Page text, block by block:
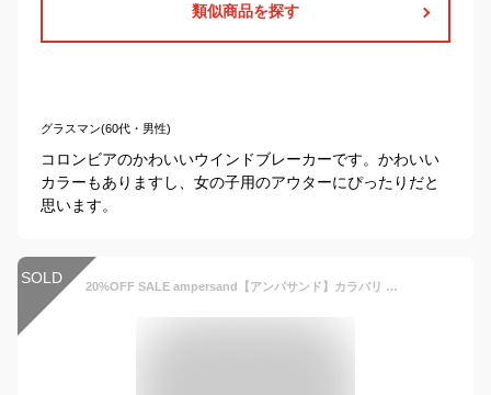
類似商品を探す
グラスマン(60代・男性)
コロンビアのかわいいウインドブレーカーです。かわいい
カラーもありますし、女の子用のアウターにぴったりだと
思います。
SOLD 20%OFF SALE ampersand【アンパサンド】カラバリ ウィンドブレーカー【人気 子供服 ブランド キッズ ベビー トップス 長袖 羽織り アウター ジャンパー バイカラー ジップアップ フード 無地 シンプル 定番 通園 通学 男の子 女の子】L402010